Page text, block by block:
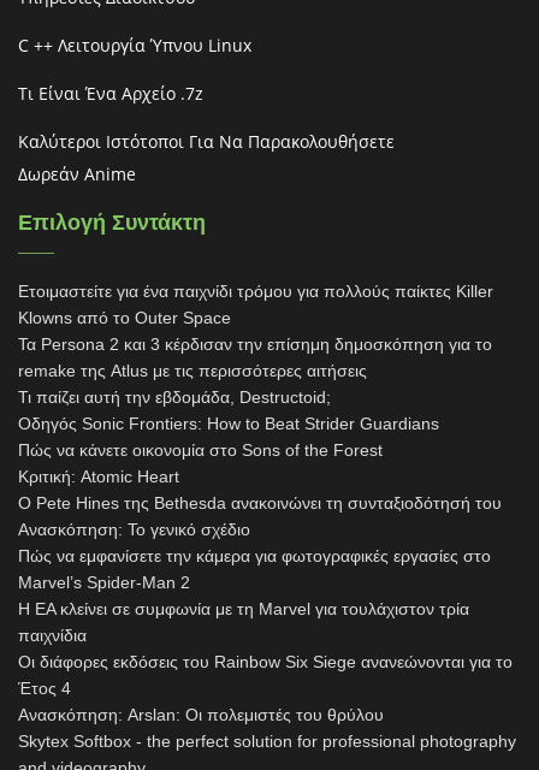
C ++ Λειτουργία Ύπνου Linux
Τι Είναι Ένα Αρχείο .7z
Καλύτεροι Ιστότοποι Για Να Παρακολουθήσετε
Δωρεάν Anime
Επιλογή Συντάκτη
Ετοιμαστείτε για ένα παιχνίδι τρόμου για πολλούς παίκτες Killer
Klowns από το Outer Space
Τα Persona 2 και 3 κέρδισαν την επίσημη δημοσκόπηση για το
remake της Atlus με τις περισσότερες αιτήσεις
Τι παίζει αυτή την εβδομάδα, Destructoid;
Οδηγός Sonic Frontiers: How to Beat Strider Guardians
Πώς να κάνετε οικονομία στο Sons of the Forest
Κριτική: Atomic Heart
Ο Pete Hines της Bethesda ανακοινώνει τη συνταξιοδότησή του
Ανασκόπηση: Το γενικό σχέδιο
Πώς να εμφανίσετε την κάμερα για φωτογραφικές εργασίες στο
Marvel’s Spider-Man 2
Η EA κλείνει σε συμφωνία με τη Marvel για τουλάχιστον τρία
παιχνίδια
Οι διάφορες εκδόσεις του Rainbow Six Siege ανανεώνονται για το
Έτος 4
Ανασκόπηση: Arslan: Οι πολεμιστές του θρύλου
Skytex Softbox - the perfect solution for professional photography